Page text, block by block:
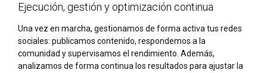
Ejecución, gestión y optimización continua
Una vez en marcha, gestionamos de forma activa tus redes
sociales: publicamos contenido, respondemos a la
comunidad y supervisamos el rendimiento. Además,
analizamos de forma continua los resultados para ajustar la